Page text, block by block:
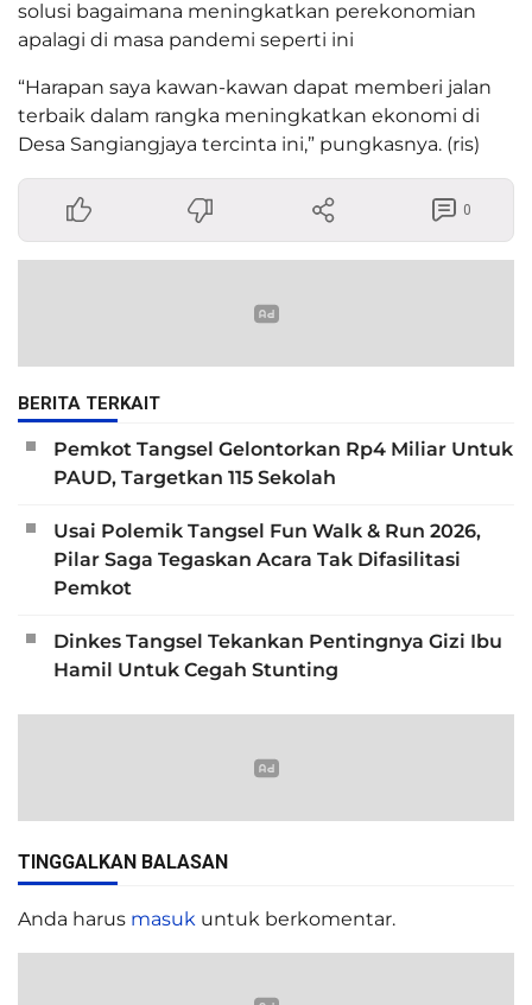
solusi bagaimana meningkatkan perekonomian
apalagi di masa pandemi seperti ini
“Harapan saya kawan-kawan dapat memberi jalan
terbaik dalam rangka meningkatkan ekonomi di
Desa Sangiangjaya tercinta ini,” pungkasnya. (ris)
0
BERITA TERKAIT
Pemkot Tangsel Gelontorkan Rp4 Miliar Untuk
PAUD, Targetkan 115 Sekolah
Usai Polemik Tangsel Fun Walk & Run 2026,
Pilar Saga Tegaskan Acara Tak Difasilitasi
Pemkot
Dinkes Tangsel Tekankan Pentingnya Gizi Ibu
Hamil Untuk Cegah Stunting
TINGGALKAN BALASAN
Anda harus masuk untuk berkomentar.